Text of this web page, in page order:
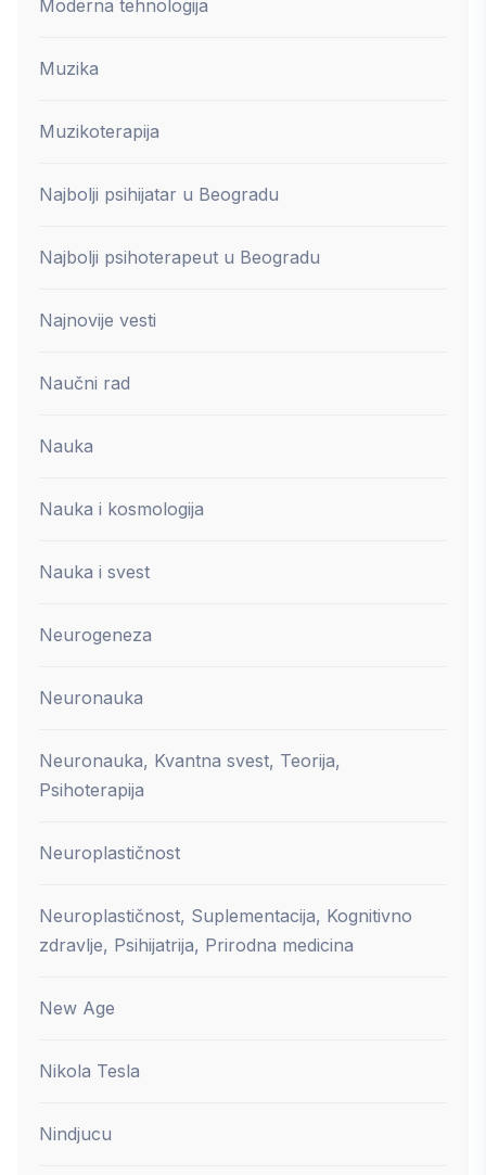
Moderna tehnologija
Muzika
Muzikoterapija
Najbolji psihijatar u Beogradu
Najbolji psihoterapeut u Beogradu
Najnovije vesti
Naučni rad
Nauka
Nauka i kosmologija
Nauka i svest
Neurogeneza
Neuronauka
Neuronauka, Kvantna svest, Teorija,
Psihoterapija
Neuroplastičnost
Neuroplastičnost, Suplementacija, Kognitivno
zdravlje, Psihijatrija, Prirodna medicina
New Age
Nikola Tesla
Nindjucu